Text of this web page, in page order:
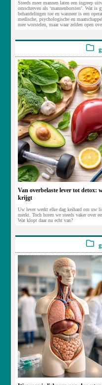
Steeds meer mannen laten een ingreep
omschreven als ‘mannenborsten’. Wat is
behandelingen toe en wanneer is een
medische, psychologische en
mee worstelen, maar waar zelden open
Van overbelaste lever tot detox:
krijgt
Uw lever werkt elke dag keihard om uw
merkt. Toch horen we steeds vaker over
Wat klopt daar nu echt van?